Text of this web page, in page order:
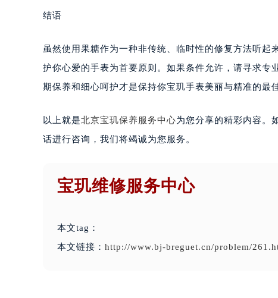
结语
虽然使用果糖作为一种非传统、临时性的修复方法听
护你心爱的手表为首要原则。如果条件允许，请寻求专
期保养和细心呵护才是保持你宝玑手表美丽与精准的最
以上就是北京宝玑保养服务中心为您分享的精彩内容。
话进行咨询，我们将竭诚为您服务。
宝玑维修服务中心
本文tag：
本文链接： http://www.bj-breguet.cn/problem/